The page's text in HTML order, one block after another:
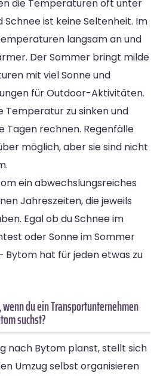
die Temperaturen oft unter
ist keine Seltenheit. Im
langsam an und
Der Sommer bringt milde
mit viel Sonne und
für Outdoor-Aktivitäten.
Temperatur zu sinken und
Tagen rechnen. Regenfälle
möglich, aber sie sind nicht
ein abwechslungsreiches
Jahreszeiten, die jeweils
Egal ob du Schnee im
oder Sonne im Sommer
hat für jeden etwas zu
du ein Transportunternehmen
suchst?
nach Bytom planst, stellt sich
Umzug selbst organisieren